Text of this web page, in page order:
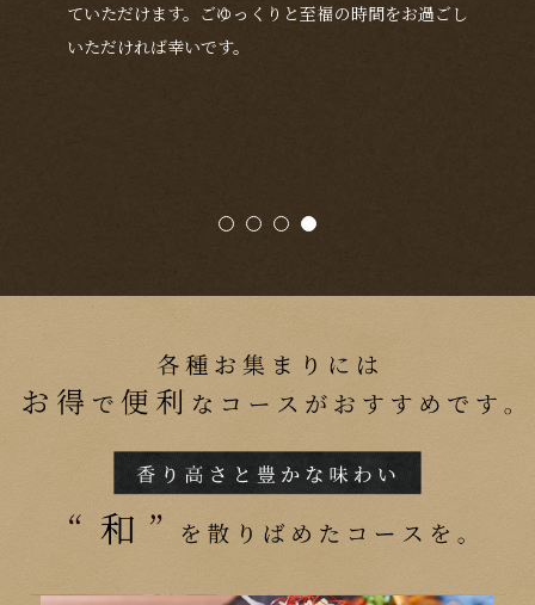
ていただけます。ごゆっくりと至福の時間をお過ごし
いただければ幸いです。